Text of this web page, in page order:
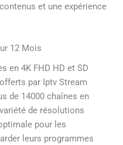
et une expérience
12 Mois
en 4K FHD HD et SD
par Iptv Stream
de 14000 chaînes en
de résolutions
pour les
leurs programmes